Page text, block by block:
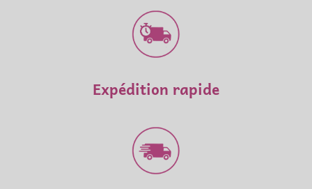
Expédition rapide